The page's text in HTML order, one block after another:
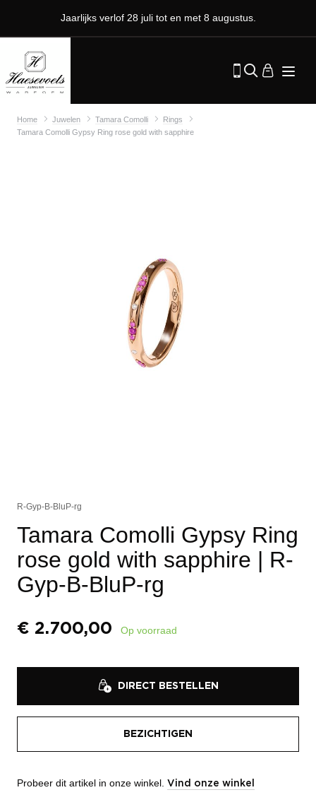
Jaarlijks verlof 28 juli tot en met 8 augustus.
Home Juwelen Tamara Comolli
Rings
Tamara Comolli Gypsy Ring rose gold with sapphire
R-Gyp-B-BluP-rg
Tamara Comolli Gypsy Ring
rose gold with sapphire | R-
Gyp-B-BluP-rg
€ 2.700,00 Op voorraad
DIRECT BESTELLEN
BEZICHTIGEN
Probeer dit artikel in onze winkel. Vind onze winkel